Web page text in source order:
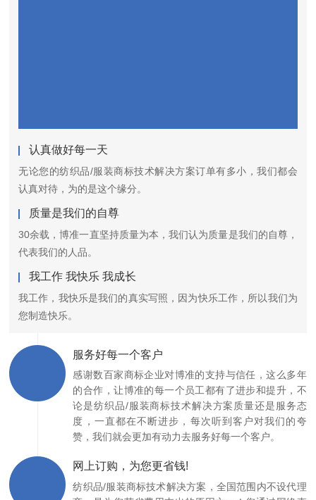
认真做好每一天
无论您的纺织品/服装商标技术解决方案订单有多小，我们都会
认真对待，为的是这个缘分。
质量是我们的自尊
30余载，博准一直坚持质量为本，我们认为质量是我们的自尊，
代表我们的人品。
我工作 我快乐 我成长
我工作，我快乐是我们的真实写照，因为快乐工作，所以我们为
您制造快乐。
服务好每一个客户
感谢数百家商标企业对博准的支持与信任，这么多年
的合作，让博准的每一个员工都有了进步和提升，不
论是纺织品/服装商标技术解决方案质量还是服务态
度，一直都在不断进步，每次听到客户对我们的夸
赞，我们就会更加有动力去服务好每一个客户。
网上订购，为您更省钱!
纺织品/服装商标技术解决方案，全国范围内不设代理